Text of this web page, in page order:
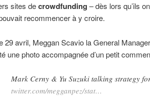
sites decrowdfunding – dès lors qu’ils
recommencer à y croire.
29 avril, Meggan Scavio la General
une photo accompagnée d’un petit
Mark Cerny & Yu Suzuki talking strategy
twitter.com/megganpez/stat…